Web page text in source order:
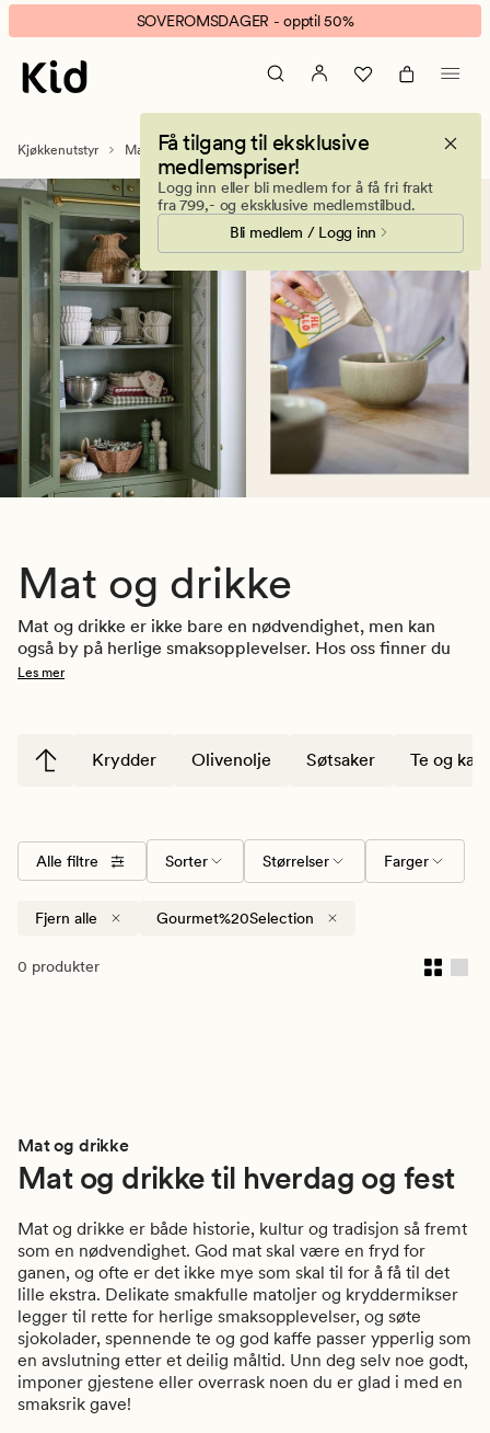
Mat
og
drikke
matvarer
tilbehør
banner.
Klikk
ESCAPE
pause.
SOVEROMSDAGER - opptil 50%
Få tilgang til eksklusive
medlemspriser!
Logg inn eller bli medlem for å få fri frakt
fra 799,- og eksklusive medlemstilbud.
Bli medlem / Logg inn
Kjøkkenutstyr Mat og drikke
Mat og drikke
Mat og drikke er ikke bare en nødvendighet, men kan
også by på herlige smaksopplevelser. Hos oss finner du
et utvalg fristende matvarer, søtsaker og tilbehør du kan
sjokolade med lakris, eller len deg tilbake med en god
aktiviserere dine gode medlemspriser!
Les mer
Krydder Olivenolje Søtsaker Te og
Alle filtre Sorter Størrelser Farger
Fjern alle Gourmet%20Selection
0 produkter
Mat og drikke
Mat og drikke til hverdag og fest
Mat og drikke er både historie, kultur og tradisjon så fremt
som en nødvendighet. God mat skal være en fryd for
ganen, og ofte er det ikke mye som skal til for å få til det
lille ekstra. Delikate smakfulle matoljer og kryddermikser
legger til rette for herlige smaksopplevelser, og søte
sjokolader, spennende te og god kaffe passer ypperlig som
en avslutning etter et deilig måltid. Unn deg selv noe godt,
imponer gjestene eller overrask noen du er glad i med en
smaksrik gave!